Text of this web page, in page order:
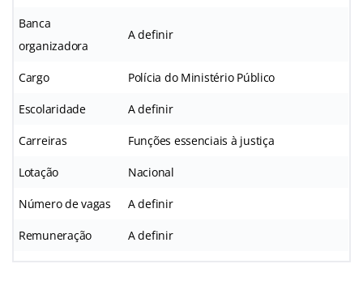
Banca
organizadora
A definir
Cargo Polícia do Ministério Público
Escolaridade A definir
Carreiras Funções essenciais à justiça
Lotação Nacional
Número de vagas A definir
Remuneração A definir